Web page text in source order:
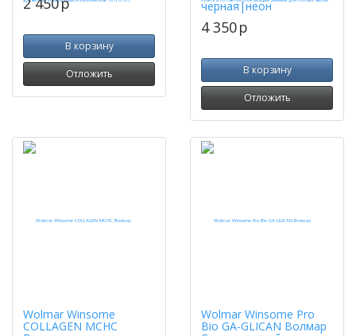
В корзину
Отложить
черная|неон
4 350p
В корзину
Отложить
Wolmar Winsome
COLLAGEN MCHC
Wolmar Winsome Pro
Bio GA-GLICAN Волмар